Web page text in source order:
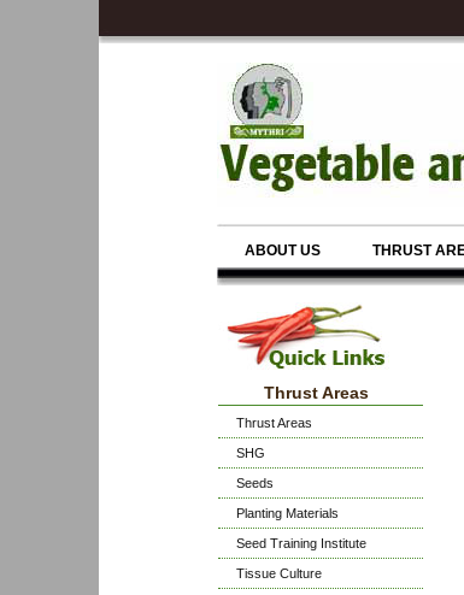
ABOUT US THRUST
Thrust Areas
Thrust Areas
SHG
Seeds
Planting Materials
Seed Training Institute
Tissue Culture